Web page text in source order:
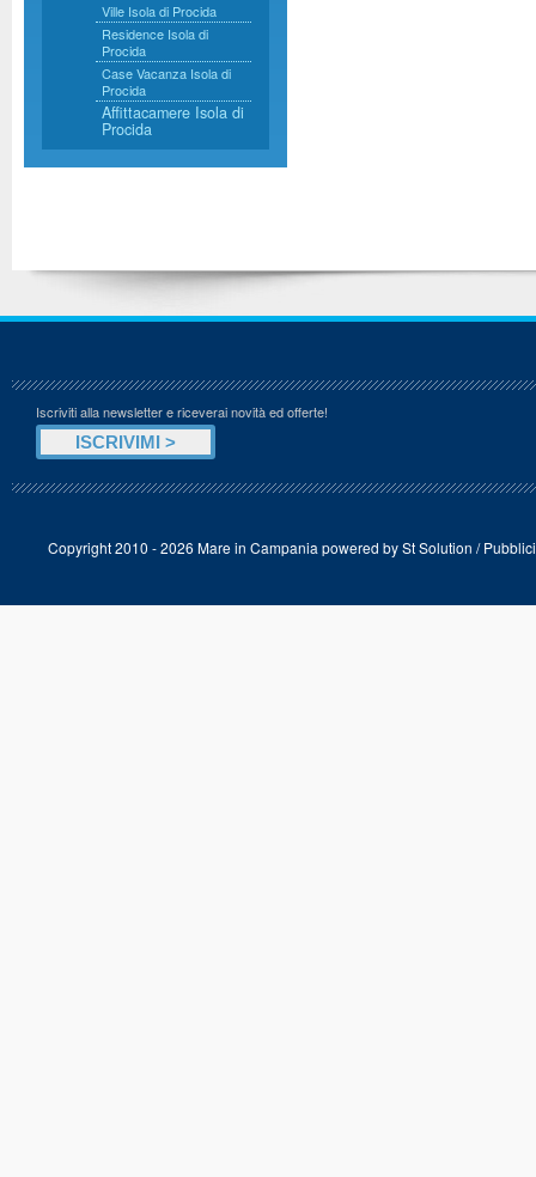
Ville Isola di Procida
Residence Isola di
Procida
Case Vacanza Isola di
Procida
Affittacamere Isola di
Procida
Iscriviti alla newsletter e riceverai novità ed offerte!
Copyright 2010 - 2026 Mare in Campania powered bySt Solution /